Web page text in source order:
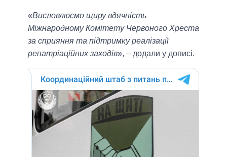
«Висловлюємо щиру вдячність
Міжнародному Комітету Червоного Хреста
за сприяння та підтримку реалізації
репатріаційних заходів», – додали у дописі.